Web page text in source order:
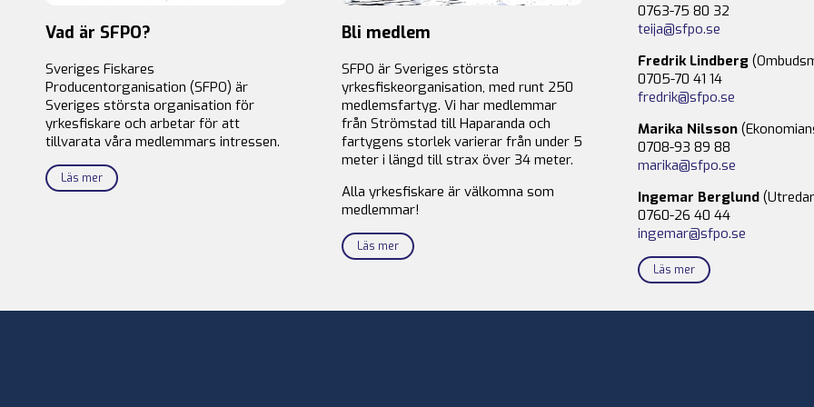
Vad är SFPO?
Sveriges Fiskares
Producentorganisation (SFPO) är
Sveriges största organisation för
yrkesfiskare och arbetar för att
tillvarata våra medlemmars intressen.
Läs mer
Bli medlem
SFPO är Sveriges största
yrkesfiskeorganisation, med runt 250
medlemsfartyg. Vi har medlemmar
från Strömstad till Haparanda och
fartygens storlek varierar från under 5
meter i längd till strax över 34 meter.
Alla yrkesfiskare är välkomna som
medlemmar!
Läs mer
0763-75 80 32
teija@sfpo.se
Fredrik Lindberg
0705-70 41 14
fredrik@sfpo.se
Marika Nilsson
0708-93 89 88
marika@sfpo.se
Ingemar Berglund
0760-26 40 44
ingemar@sfpo.se
Läs mer